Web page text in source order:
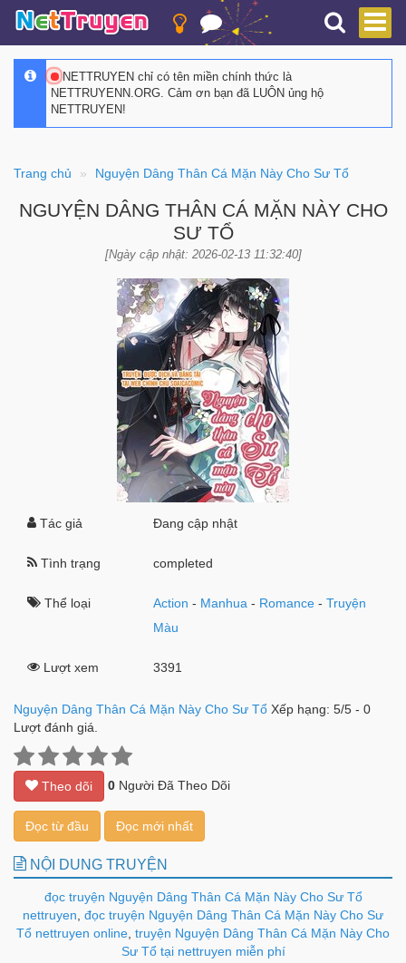
NETTRUYEN chỉ có tên miền chính thức là
NETTRUYENN.ORG. Cảm ơn bạn đã LUÔN ủng hộ
NETTRUYEN!
Trang chủ Nguyện Dâng Thân Cá Mặn Này Cho Sư Tổ
NGUYỆN DÂNG THÂN CÁ MẶN NÀY CHO
SƯ TỔ
[Ngày cập nhật: 2026-02-13 11:32:40]
Tác giả Đang cập nhật
Tình trạng completed
Thể loại Action - Manhua - Romance -Truyện
Màu
Lượt xem 3391
Nguyện Dâng Thân Cá Mặn Này Cho Sư Tổ Xếp hạng: 5/5 - 0
Lượt đánh giá.
Theo dõi 0 Người Đã Theo Dõi
Đọc từ đầu Đọc mới nhất
NỘI DUNG TRUYỆN
đọc truyện Nguyện Dâng Thân Cá Mặn Này Cho Sư Tổ
nettruyen đọc truyện Nguyện Dâng Thân Cá Mặn Này Cho Sư
Tổ nettruyen online truyện Nguyện Dâng Thân Cá Mặn Này Cho
Sư Tổ tại nettruyen miễn phí